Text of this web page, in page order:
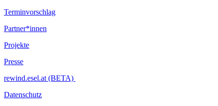
Terminvorschlag
Partner*innen
Projekte
Presse
rewind.esel.at (BETA)
Datenschutz